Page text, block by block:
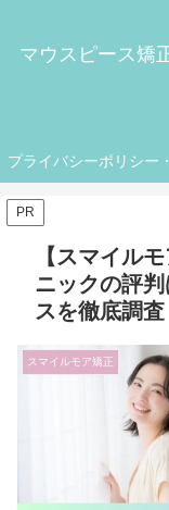
マウスピース矯
プライバシーポリシー
PR
【スマイル
ニックの評
スを徹底調査
スマイルモア矯正